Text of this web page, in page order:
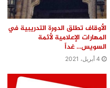
الأوقاف تطلق الدورة التدريبية في
المهارات الإعلامية لأئمة
السويس… غداً
4 أبريل، 2021